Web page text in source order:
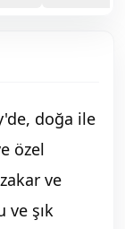
doğa ile
özel
ve
ve şık